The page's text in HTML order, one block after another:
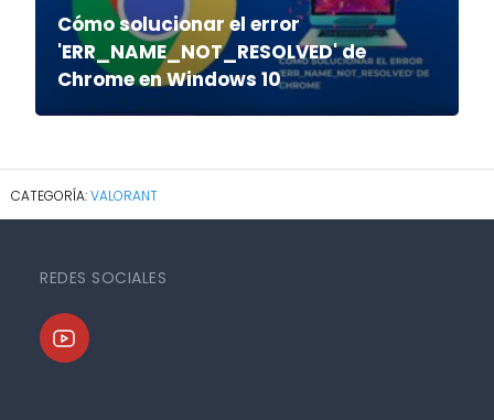
Cómo solucionar el error
'ERR_NAME_NOT_RESOLVED' de
Chrome en Windows 10
VALORANT
REDES SOCIALES